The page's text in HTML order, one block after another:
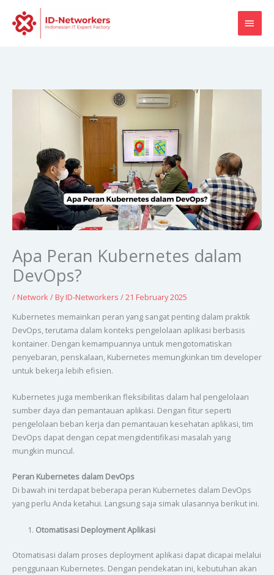
content
Apa Peran Kubernetes dalam
DevOps?
/ Network / ByID-Networkers /21 February 2025
Kubernetes memainkan peran yang sangat penting dalam praktik
DevOps, terutama dalam konteks pengelolaan aplikasi berbasis
kontainer. Dengan kemampuannya untuk mengotomatiskan
penyebaran, penskalaan, Kubernetes memungkinkan tim developer
untuk bekerja lebih efisien.
Kubernetes juga memberikan fleksibilitas dalam hal pengelolaan
sumber daya dan pemantauan aplikasi. Dengan fitur seperti
pengelolaan beban kerja dan pemantauan kesehatan aplikasi, tim
DevOps dapat dengan cepat mengidentifikasi masalah yang
mungkin muncul.
Peran Kubernetes dalam DevOps
Di bawah ini terdapat beberapa peran Kubernetes dalam DevOps
yang perlu Anda ketahui. Langsung saja simak ulasannya berikut ini.
Otomatisasi Deployment Aplikasi
Otomatisasi dalam proses deployment aplikasi dapat dicapai melalui
penggunaan Kubernetes. Dengan pendekatan ini, kebutuhan akan